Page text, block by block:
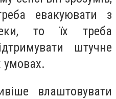
евакуювати з
то їх треба
штучне
умовах.
влаштовувати